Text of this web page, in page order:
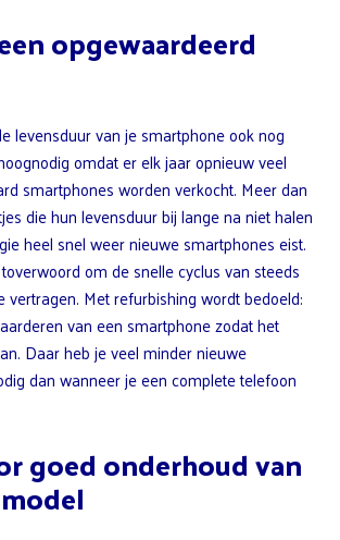
opgewaardeerd
levensduur van je smartphone ook nog
omdat er elk jaar opnieuw veel
smartphones worden verkocht. Meer dan
die hun levensduur bij lange na niet halen
heel snel weer nieuwe smartphones eist.
om de snelle cyclus van steeds
vertragen. Met refurbishing wordt bedoeld:
van een smartphone zodat het
Daar heb je veel minder nieuwe
dan wanneer je een complete telefoon
goed onderhoud van